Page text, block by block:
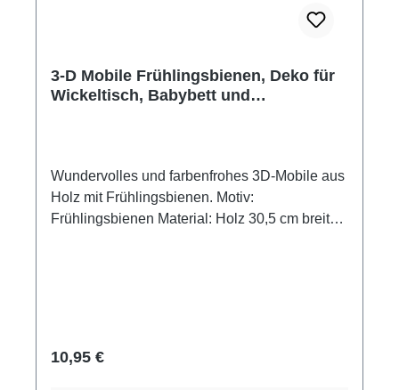
3-D Mobile Frühlingsbienen, Deko für
Wickeltisch, Babybett und
Wundervolles und farbenfrohes 3D-Mobile aus
Holz mit Frühlingsbienen. Motiv:
Frühlingsbienen Material: Holz 30,5 cm breit
Regulärer Preis:
10,95 €